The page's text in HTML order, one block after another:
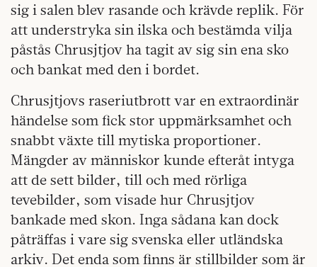
sig i salen blev rasande och krävde replik. För
att understryka sin ilska och bestämda vilja
påstås Chrusjtjov ha tagit av sig sin ena sko
och bankat med den i bordet.
Chrusjtjovs raseriutbrott var en extraordinär
händelse som fick stor uppmärksamhet och
snabbt växte till mytiska proportioner.
Mängder av människor kunde efteråt intyga
att de sett bilder, till och med rörliga
tevebilder, som visade hur Chrusjtjov
bankade med skon. Inga sådana kan dock
påträffas i vare sig svenska eller utländska
arkiv. Det enda som finns är stillbilder som är